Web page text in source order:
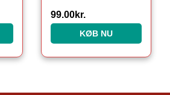
99.00kr.
KØB NU